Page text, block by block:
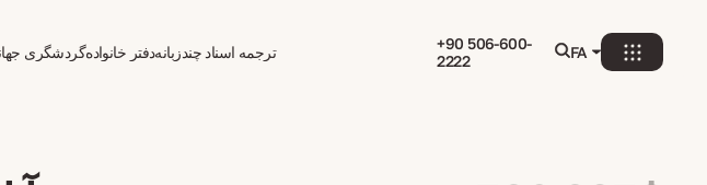
گردشگریدفتر خانوادهترجمه اسناد چندزبانه
+90 506-600-
2222
FA